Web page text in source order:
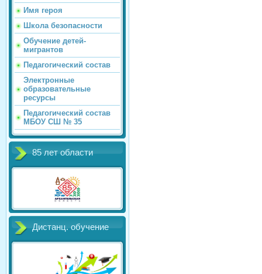
Имя героя
Школа безопасности
Обучение детей-
мигрантов
Педагогический состав
Электронные
образовательные
ресурсы
Педагогический состав
МБОУ СШ № 35
85 лет области
Дистанц. обучение